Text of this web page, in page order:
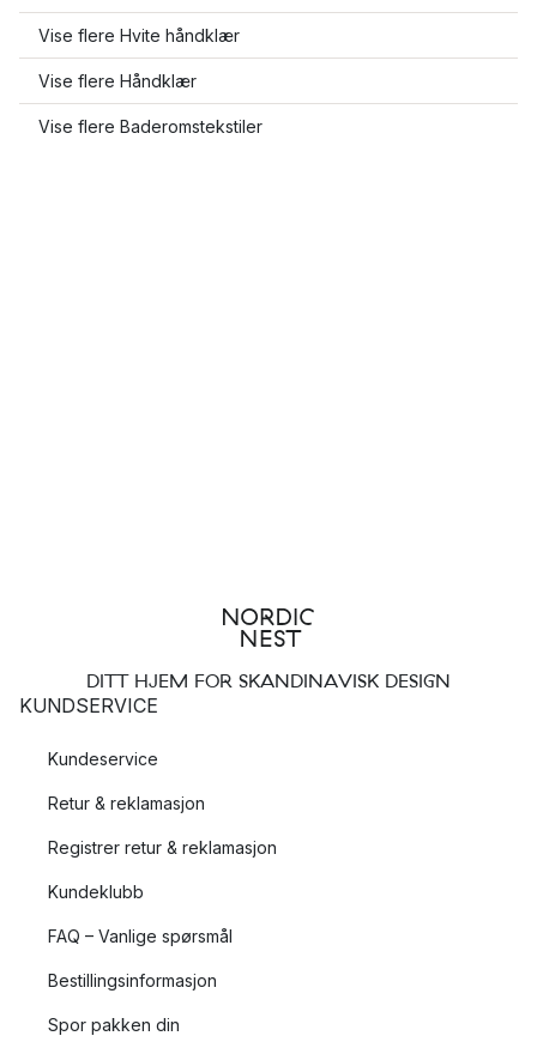
Vise flere Hvite håndklær
Vise flere Håndklær
Vise flere Baderomstekstiler
DITT HJEM FOR SKANDINAVISK DESIGN
KUNDSERVICE
Kundeservice
Retur & reklamasjon
Registrer retur & reklamasjon
Kundeklubb
FAQ – Vanlige spørsmål
Bestillingsinformasjon
Spor pakken din